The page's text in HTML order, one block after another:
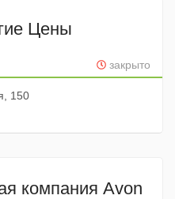
Цены
закрыто
150
компания Avon